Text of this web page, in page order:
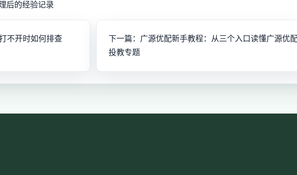
后的经验记录
不开时如何排查
下一篇：广源优配新手教程：从三个入口读懂广源优
投教专题